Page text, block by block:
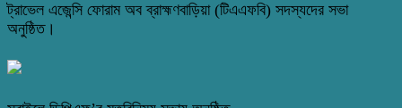
ট্রাভেল এজেন্সি ফোরাম অব ব্রাহ্মণবাড়িয়া (টিএএফবি) সদস্যদের সভা
অনুষ্ঠিত।